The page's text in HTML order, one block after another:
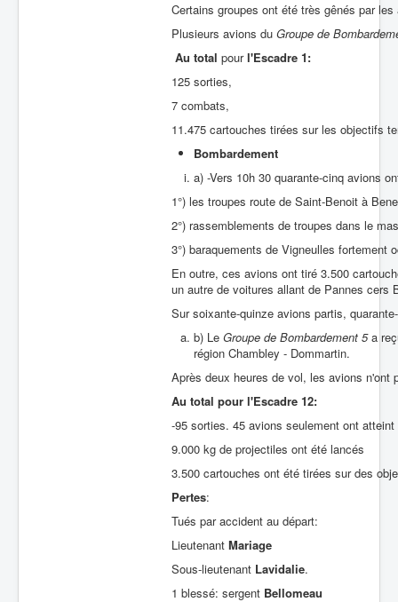
Certains groupes ont été très gênés par
Plusieurs avions du Groupe de
Au total pourl'Escadre 1:
125 sorties,
7 combats,
11.475 cartouches tirées sur les objectifs
Bombardement
a) -Vers 10h 30 quarante-cinq avions
1°) les troupes route de Saint-Benoit à
2°) rassemblements de troupes dans le
3°) baraquements de Vigneulles fortement
En outre, ces avions ont tiré 3.500
un autre de voitures allant de Pannes cers
Sur soixante-quinze avions partis,
b) Le Groupe de Bombardement 5a
région Chambley - Dommartin.
Après deux heures de vol, les avions n'ont
Au total pour l'Escadre 12:
-95 sorties. 45 avions seulement ont
9.000 kg de projectiles ont été lancés
3.500 cartouches ont été tirées sur des
Pertes:
Tués par accident au départ:
Lieutenant Mariage
Sous-lieutenant Lavidalie.
1 blessé: sergent Bellomeau